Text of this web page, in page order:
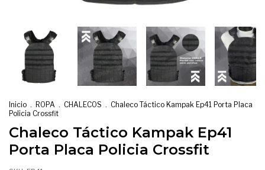
Inicio . ROPA . CHALECOS . Chaleco Táctico Kampak Ep41 Porta Placa
Policia Crossfit
Chaleco Táctico Kampak Ep41
Porta Placa Policia Crossfit